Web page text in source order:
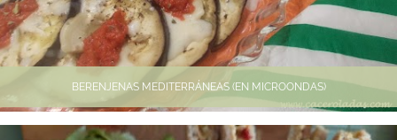
BERENJENAS MEDITERRÁNEAS (EN MICROONDAS)